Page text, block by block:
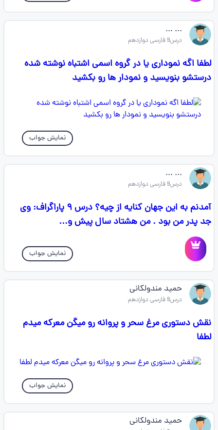
... ...
درس9 فارسی دوازدهم
لطفا اگه نموداری یا در گروه اسمی اشتباه نوشته شده
درستشو بنویسید و نمودار ها رو بکشید
نمایش جواب
... ...
درس9 فارسی دوازدهم
آمدنم به این جهان کنایه از چیه؟ درس ۹ پاراگراف: وی
جد پدر من بود . من هشتاد سال پیش و...
نمایش جواب
حمید مندولکانی
درس9 فارسی دوازدهم
نقش دستوری مرغ سحر و پروانه رو میگن معرکه میدم
لطفا
نمایش جواب
حمید مندولکانی